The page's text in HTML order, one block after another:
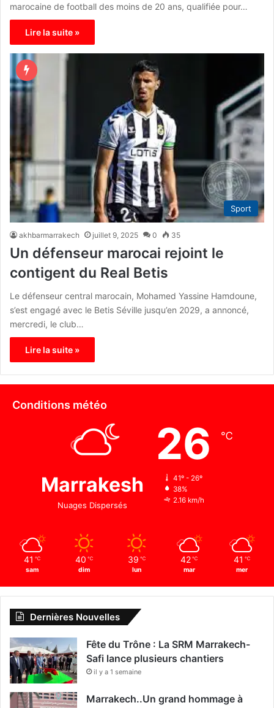
marocaine de football des moins de 20 ans, qualifiée pour…
Lire la suite »
Sport
akhbarmarrakech juillet 9, 2025 0 35
Un défenseur marocai rejoint le
contigent du Real Betis
Le défenseur central marocain, Mohamed Yassine Hamdoune,
s’est engagé avec le Betis Séville jusqu’en 2029, a annoncé,
mercredi, le club…
Lire la suite »
Conditions météo
Marrakesh
Nuages Dispersés
26 ℃
41º - 26º
38%
2.16 km/h
41 ℃
sam
40 ℃
dim
39 ℃
lun
42 ℃
mar
41 ℃
mer
Dernières Nouvelles
Fête du Trône : La SRM Marrakech-
Safi lance plusieurs chantiers
il y a 1 semaine
Marrakech..Un grand hommage à